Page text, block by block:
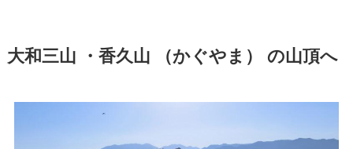
大和三山 ・香久山 （かぐやま） の山頂へ